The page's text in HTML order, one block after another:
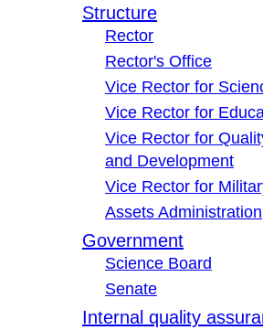
Structure
Rector
Rector's Office
Vice Rector for
Vice Rector for
Vice Rector for
and Development
Vice Rector for
Assets Administration
Government
Science Board
Senate
Internal quality